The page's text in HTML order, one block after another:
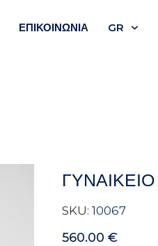
ΕΠΙΚΟΙΝΩΝΊΑ GR
SKU: 10067
560.00 €